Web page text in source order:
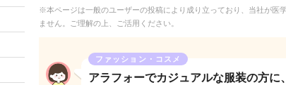
※本ページは一般のユーザーの投稿により成り立っており、当社が医
ません。ご理解の上、ご活用ください。
ファッション・コスメ
アラフォーでカジュアルな服装の方に